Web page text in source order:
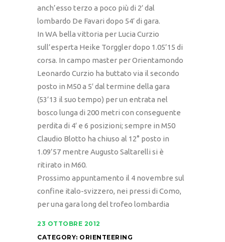
anch’esso terzo a poco più di 2′ dal
lombardo De Favari dopo 54′ di gara.
In WA bella vittoria per Lucia Curzio
sull’esperta Heike Torggler dopo 1.05’15 di
corsa. In campo master per Orientamondo
Leonardo Curzio ha buttato via il secondo
posto in M50 a 5′ dal termine della gara
(53’13 il suo tempo) per un entrata nel
bosco lunga di 200 metri con conseguente
perdita di 4′ e 6 posizioni; sempre in M50
Claudio Blotto ha chiuso al 12° posto in
1.09’57 mentre Augusto Saltarelli si è
ritirato in M60.
Prossimo appuntamento il 4 novembre sul
confine italo-svizzero, nei pressi di Como,
per una gara long del trofeo lombardia
23 OTTOBRE 2012
CATEGORY: ORIENTEERING